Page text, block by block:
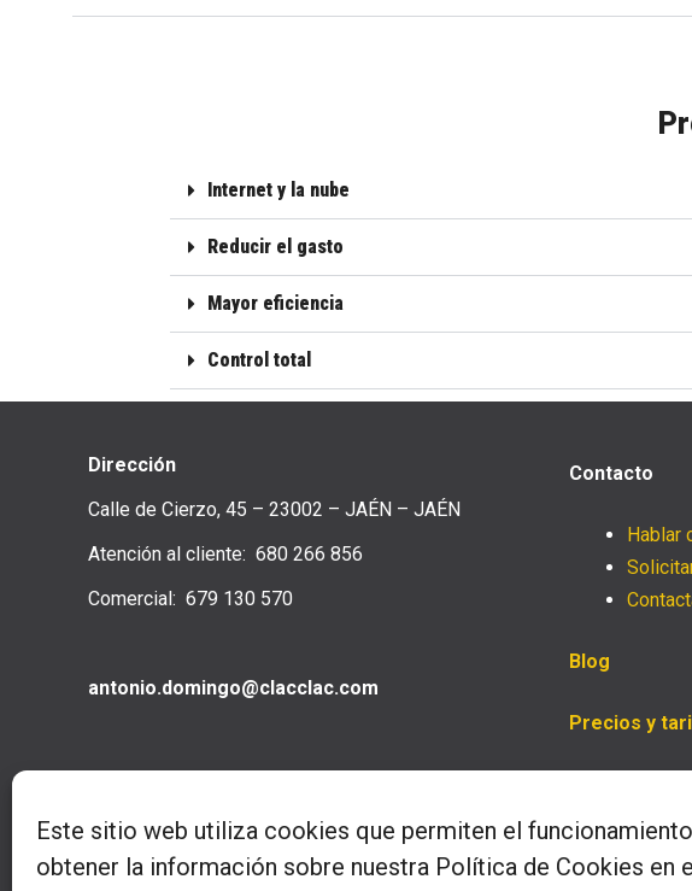
Este sitio web utiliza cookies que permiten el
obtener la información sobre nuestra Política de Cookies en
Internet y la nube
Reducir el gasto
Mayor eficiencia
Control total
Dirección
Calle de Cierzo, 45 – 23002 – JAÉN – JAÉN
Atención al cliente: 680 266 856
Comercial: 679 130 570
antonio.domingo@clacclac.com
Contacto
Hablar
Blog
Precios y